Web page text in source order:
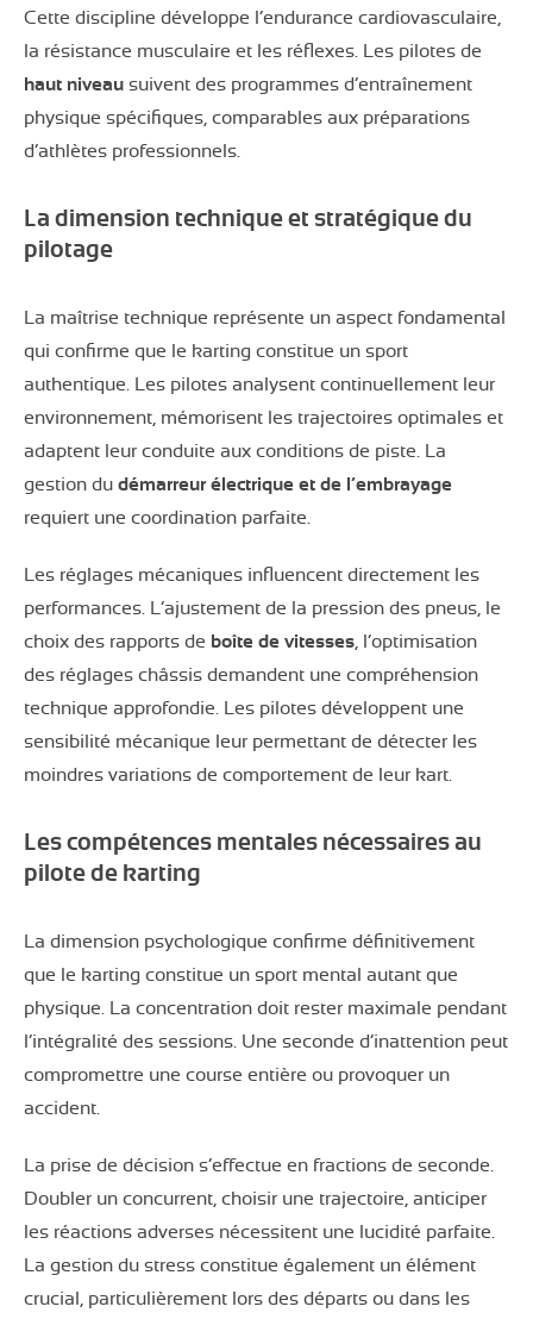
Cette discipline développe l’endurance cardiovasculaire,
la résistance musculaire et les réflexes. Les pilotes de
haut niveau suivent des programmes d’entraînement
physique spécifiques, comparables aux préparations
d’athlètes professionnels.
La dimension technique et stratégique du
pilotage
La maîtrise technique représente un aspect fondamental
qui confirme que le karting constitue un sport
authentique. Les pilotes analysent continuellement leur
environnement, mémorisent les trajectoires optimales et
adaptent leur conduite aux conditions de piste. La
gestion du démarreur électrique et de l’embrayage
requiert une coordination parfaite.
Les réglages mécaniques influencent directement les
performances. L’ajustement de la pression des pneus, le
choix des rapports de boîte de vitesses , l’optimisation
des réglages châssis demandent une compréhension
technique approfondie. Les pilotes développent une
sensibilité mécanique leur permettant de détecter les
moindres variations de comportement de leur kart.
Les compétences mentales nécessaires au
pilote de karting
La dimension psychologique confirme définitivement
que le karting constitue un sport mental autant que
physique. La concentration doit rester maximale pendant
l’intégralité des sessions. Une seconde d’inattention peut
compromettre une course entière ou provoquer un
accident.
La prise de décision s’effectue en fractions de seconde.
Doubler un concurrent, choisir une trajectoire, anticiper
les réactions adverses nécessitent une lucidité parfaite.
La gestion du stress constitue également un élément
crucial, particulièrement lors des départs ou dans les